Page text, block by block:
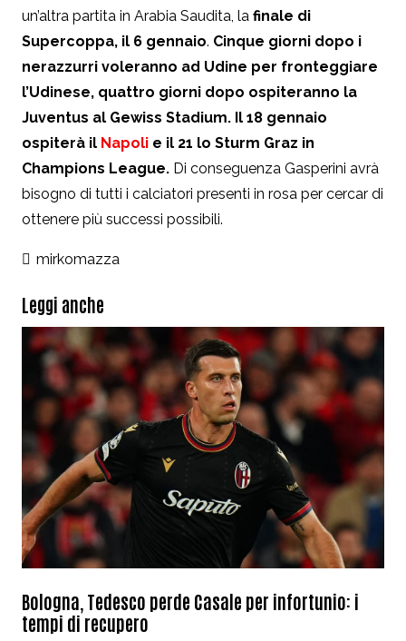
un’altra partita in Arabia Saudita, la finale di
Supercoppa, il 6 gennaio. Cinque giorni dopo i
nerazzurri voleranno ad Udine per fronteggiare
l’Udinese, quattro giorni dopo ospiteranno la
Juventus al Gewiss Stadium. Il 18 gennaio
ospiterà il Napoli e il 21 lo Sturm Graz in
Champions League. Di conseguenza Gasperini avrà
bisogno di tutti i calciatori presenti in rosa per cercar di
ottenere più successi possibili.
mirkomazza
Leggi anche
Bologna, Tedesco perde Casale per infortunio: i
tempi di recupero